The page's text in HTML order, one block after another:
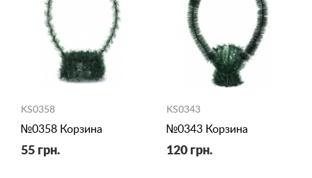
KS0358
№0358 Корзина
55 грн.
KS0343
№0343 Корзина
120 грн.